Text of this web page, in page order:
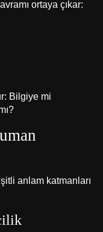
ortaya çıkar:
Bilgiye mi
anlam katmanları